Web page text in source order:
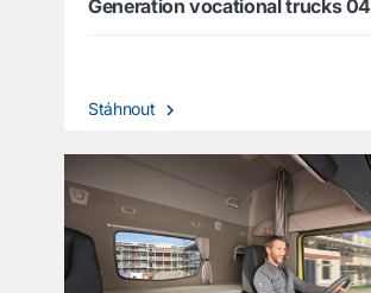
Generation vocational trucks 04
Stáhnout